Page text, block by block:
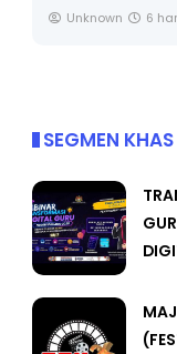
Unknown 6
SEGMEN KHAS